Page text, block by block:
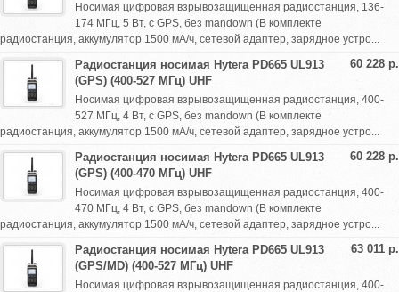
Носимая цифровая взрывозащищенная радиостанция, 136-
174 МГц, 5 Вт, с GPS, без mandown (В комплекте
радиостанция, аккумулятор 1500 мА/ч, сетевой адаптер, зарядное устро...
60 228 р.
Радиостанция носимая Hytera PD665 UL913
(GPS) (400-527 МГц) UHF
Носимая цифровая взрывозащищенная радиостанция, 400-
527 МГц, 4 Вт, с GPS, без mandown (В комплекте
радиостанция, аккумулятор 1500 мА/ч, сетевой адаптер, зарядное устро...
60 228 р.
Радиостанция носимая Hytera PD665 UL913
(GPS) (400-470 МГц) UHF
Носимая цифровая взрывозащищенная радиостанция, 400-
470 МГц, 4 Вт, с GPS, без mandown (В комплекте
радиостанция, аккумулятор 1500 мА/ч, сетевой адаптер, зарядное устро...
63 011 р.
Радиостанция носимая Hytera PD665 UL913
(GPS/MD) (400-527 МГц) UHF
Носимая цифровая взрывозащищенная радиостанция, 400-